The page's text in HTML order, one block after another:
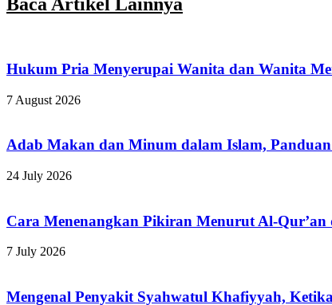
Baca Artikel Lainnya
Hukum Pria Menyerupai Wanita dan Wanita
7 August 2026
Adab Makan dan Minum dalam Islam,
24 July 2026
Cara Menenangkan Pikiran Menurut Al-Qur’an
7 July 2026
Mengenal Penyakit Syahwatul Khafiyyah,